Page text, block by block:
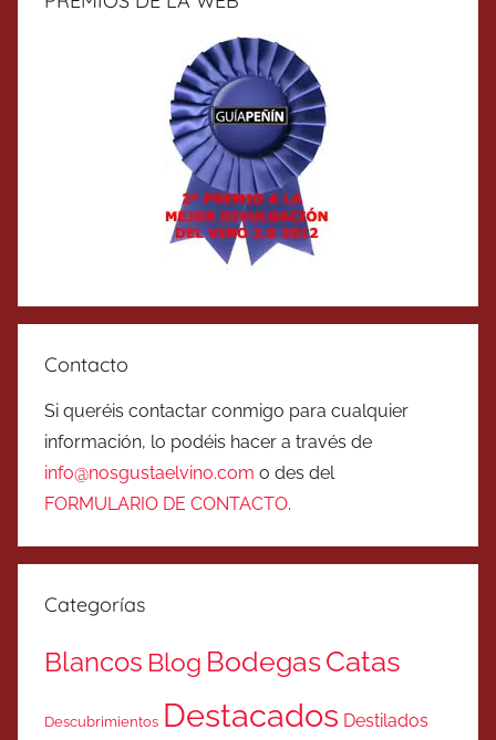
Contacto
Si queréis contactar conmigo para cualquier
información, lo podéis hacer a través de
info@nosgustaelvino.com o des del
FORMULARIO DE CONTACTO.
Categorías
Blancos Blog BodegasCatas
Descubrimientos Destacados Destilados